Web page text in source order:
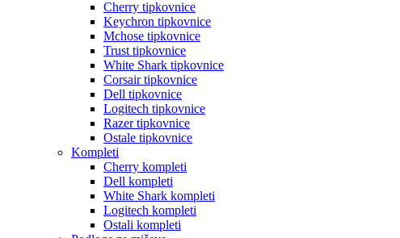
Cherry tipkovnice
Keychron tipkovnice
Mchose tipkovnice
Trust tipkovnice
White Shark tipkovnice
Corsair tipkovnice
Dell tipkovnice
Logitech tipkovnice
Razer tipkovnice
Ostale tipkovnice
Kompleti
Cherry kompleti
Dell kompleti
White Shark kompleti
Logitech kompleti
Ostali kompleti